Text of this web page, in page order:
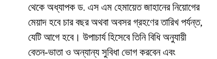
থেকে অধ্যাপক ড. এস এম হেমায়েত জাহানের নিয়োগের
মেয়াদ হবে চার বছর অথবা অবসর গ্রহণের তারিখ পর্যন্ত,
যেটি আগে হবে। উপাচার্য হিসেবে তিনি বিধি অনুযায়ী
বেতন-ভাতা ও অন্যান্য সুবিধা ভোগ করবেন এবং